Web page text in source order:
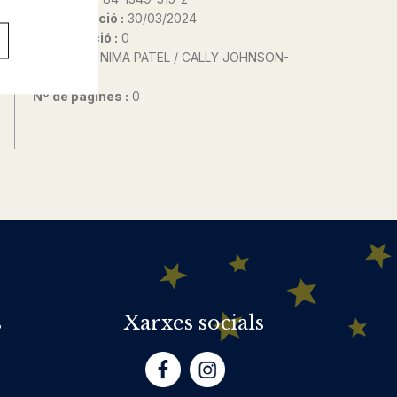
Data d'edició : 30/03/2024
Any d'edició : 0
NIMA PATEL / CALLY JOHNSON-
Nº de pàgines : 0
Xarxes socials